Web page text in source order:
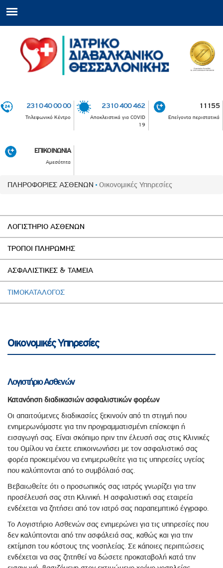
2310 40 00 00
Τηλεφωνικό Κέντρο
2310 400 462
Αποκλειστικά για COVID
19
11155
Επείγοντα περιστατικά
ΕΠΙΚΟΙΝΩΝΙΑ
Αμεσότητα
ΠΛΗΡΟΦΟΡΙΕΣ ΑΣΘΕΝΩΝ Οικονομικές Υπηρεσίες
ΛΟΓΙΣΤΗΡΙΟ ΑΣΘΕΝΩΝ
ΤΡΟΠΟΙ ΠΛΗΡΩΜΗΣ
AΣΦΑΛΙΣΤΙΚΕΣ & ΤΑΜΕΙΑ
ΤΙΜΟΚΑΤΑΛΟΓΟΣ
Οικονομικές Υπηρεσίες
Λογιστήριο Ασθενών
Κατανόηση διαδικασιών ασφαλιστικών φορέων
Οι απαιτούμενες διαδικασίες ξεκινούν από τη στιγμή που
ενημερωνόμαστε για την προγραμματισμένη επίσκεψη ή
εισαγωγή σας. Είναι σκόπιμο πριν την έλευσή σας στις Κλινικές
του Ομίλου να έχετε επικοινωνήσει με τον ασφαλιστικό σας
φορέα προκειμένου να ενημερωθείτε για τις υπηρεσίες υγείας
που καλύπτονται από το συμβόλαιό σας.
Βεβαιωθείτε ότι ο προσωπικός σας ιατρός γνωρίζει για την
προσέλευσή σας στη Κλινική. Η ασφαλιστική σας εταιρεία
ενδέχεται να ζητήσει από τον ιατρό σας παραπεμπτικό έγγραφο.
Το Λογιστήριο Ασθενών σας ενημερώνει για τις υπηρεσίες που
δεν καλύπτονται από την ασφάλειά σας, καθώς και για την
εκτίμηση του κόστους της νοσηλείας. Σε κάποιες περιπτώσεις
ενδέχεται να σας ζητηθεί να δώσετε προκαταβολή κατά την